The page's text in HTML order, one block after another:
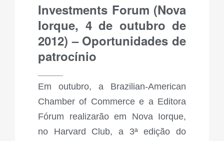
Investments Forum (Nova
Iorque, 4 de outubro de
2012) – Oportunidades de
patrocínio
Em outubro, a Brazilian-American
Chamber of Commerce e a Editora
Fórum realizarão em Nova Iorque,
no Harvard Club, a 3ª edição do